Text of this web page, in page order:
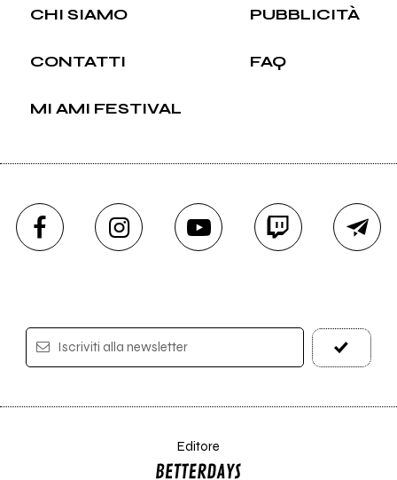
CHI SIAMO PUBBLICITÀ
CONTATTI FAQ
MI AMI FESTIVAL
Iscriviti alla newsletter
Editore